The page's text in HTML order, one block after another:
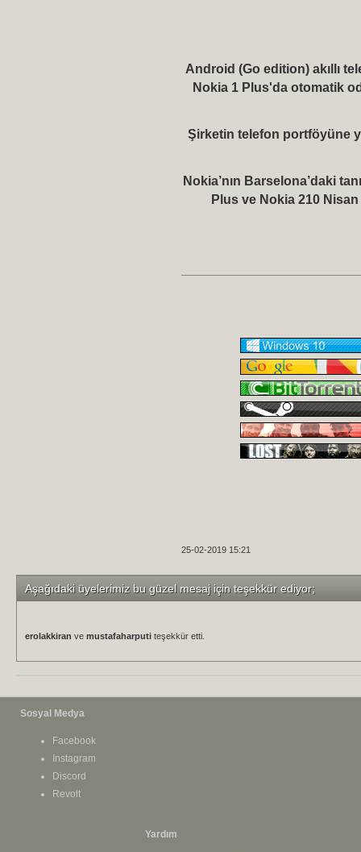
Android (Go edition) akıllı
Nokia 1 Plus'da otomatik
Şirketin telefon portföyüne
Nokia’nın Barselona’daki
Plus ve Nokia 210
25-02-2019 15:21
Aşağıdaki üyelerimiz bu güzel mesaj için teşekkür ediyor;
erolakkiran ve mustafaharputi teşekkür etti.
Sosyal Medya
Facebook
Instagram
Discord
Revolt
Yardım